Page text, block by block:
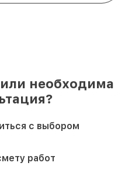
необходима
с выбором
работ